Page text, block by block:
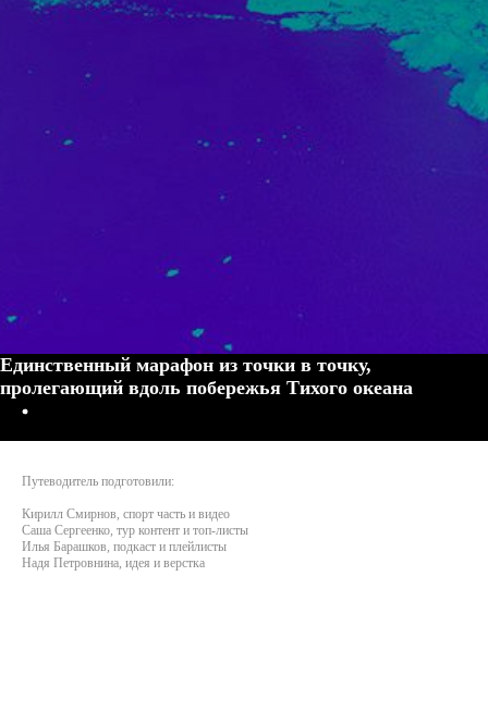
Единственный марафон из точки в точку,
пролегающий вдоль побережья Тихого океана
Путеводитель подготовили:
Кирилл Смирнов, спорт часть и видео
Саша Сергеенко, тур контент и топ-листы
Илья Барашков, подкаст и плейлисты
Надя Петровнина, идея и верстка